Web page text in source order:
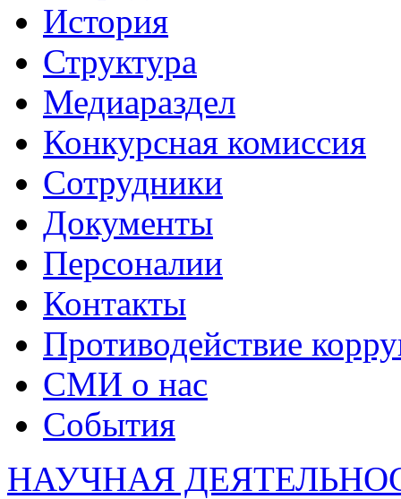
История
Структура
Медиараздел
Конкурсная комиссия
Сотрудники
Документы
Персоналии
Контакты
Противодействие
СМИ о нас
События
НАУЧНАЯ